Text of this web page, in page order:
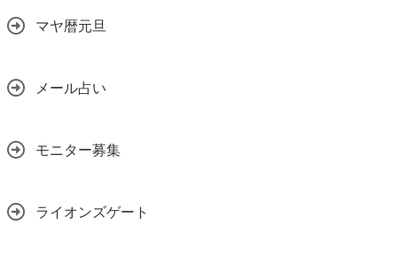
マヤ暦元旦
メール占い
モニター募集
ライオンズゲート